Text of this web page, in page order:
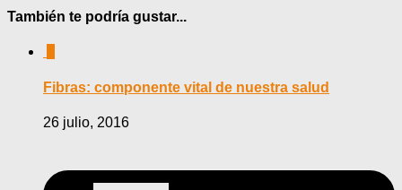
También te podría gustar...
Fibras: componente vital de nuestra salud
26 julio, 2016